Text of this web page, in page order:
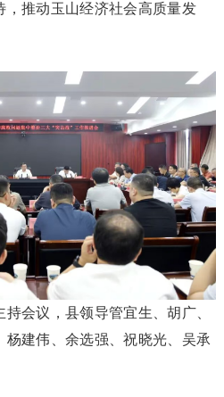
，推动玉山经济社会高质量发
会议，县领导管宜生、胡广、
建伟、余选强、祝晓光、吴承